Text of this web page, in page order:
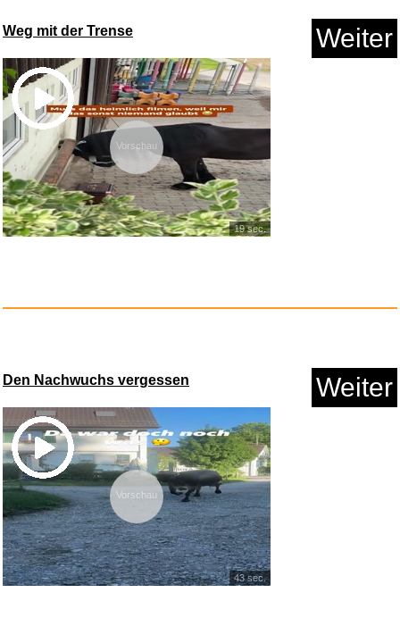
Interview mit einem Vampir - S...
Peer Gynt...
Weg mit der Trense Weiter
Vorschau
19 sec.
Den Nachwuchs vergessen Weiter
Vorschau
43 sec.